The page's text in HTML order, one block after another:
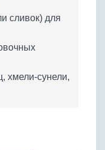
сливок) для
хмели-сунели,